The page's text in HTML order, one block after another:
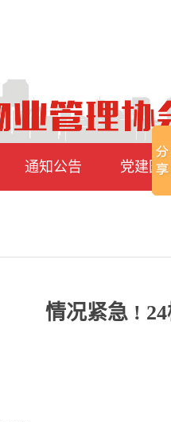
通知公告 党建园
情况紧急 !